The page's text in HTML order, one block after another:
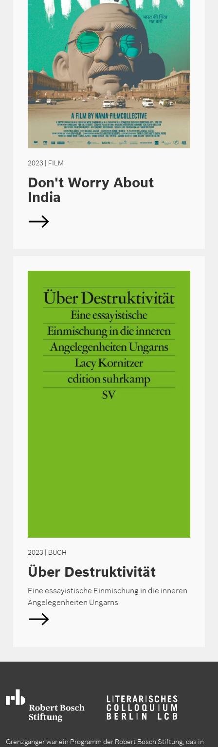
2023 | FILM
Don't Worry About
India
2023 | BUCH
Über Destruktivität
Eine essayistische Einmischung in die inneren
Angelegenheiten Ungarns
Grenzgänger war ein Programm der Robert Bosch Stiftung, das in